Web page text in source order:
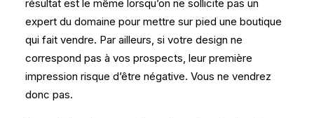
résultat est le même lorsqu’on ne sollicite pas un
expert du domaine pour mettre sur pied une boutique
qui fait vendre. Par ailleurs, si votre design ne
correspond pas à vos prospects, leur première
impression risque d’être négative. Vous ne vendrez
donc pas.